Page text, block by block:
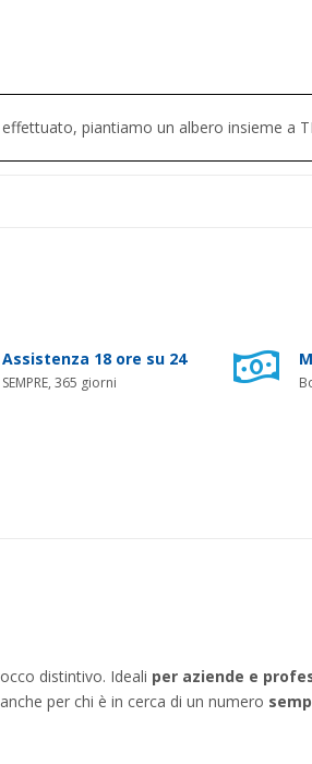
piantiamo un albero insieme a
Assistenza 18 ore su 24
SEMPRE, 365 giorni
distintivo. Ideali per aziende e
per chi è in cerca di un numero